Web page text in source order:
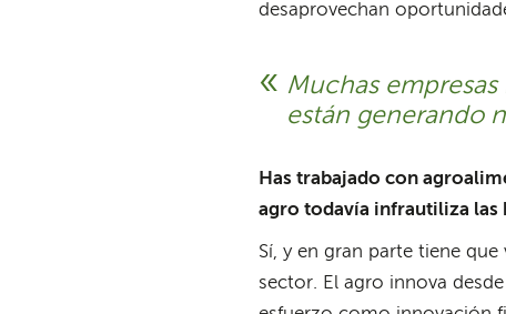
desaprovechan
Muchas
están generando
Has trabajado con
agro todavía infrautiliza las
Sí, y en gran parte tiene
sector. El agro innova